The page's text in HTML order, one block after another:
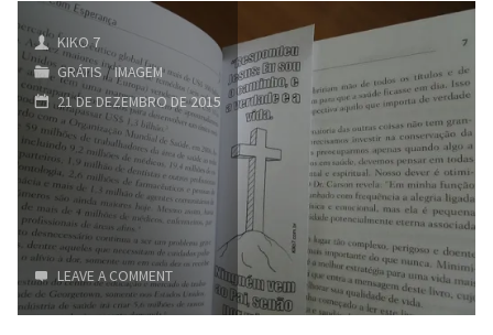
4.5/5
(2)
"
KIKO 7
GRÁTIS /IMAGEM
21 DE DEZEMBRO DE 2015
LEAVE A COMMENT